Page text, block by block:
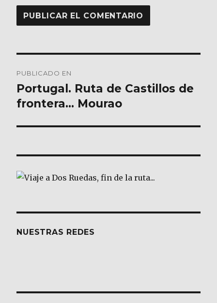
de
entradas
PUBLICADO EN
Portugal. Ruta de Castillos de
frontera… Mourao
NUESTRAS REDES